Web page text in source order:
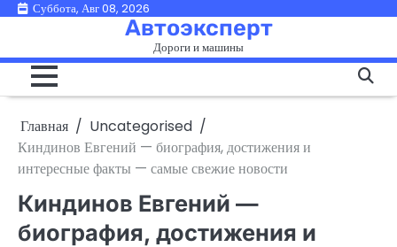
ПерейтиСуббота, Авг 08, 2026
Автоэксперт
Дороги и машины
Главная
Uncategorised
Киндинов Евгений — биография, достижения и
интересные факты — самые свежие новости
Киндинов Евгений —
биография, достижения и